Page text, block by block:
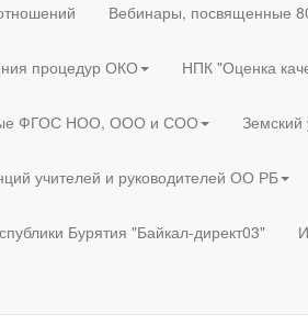
Вебинары, посвященные
процедур ОКО НПК "Оценка
ФГОС НОО, ООО и СОО Земский
учителей и руководителей ОО РБ
Бурятия "Байкал-директ03"